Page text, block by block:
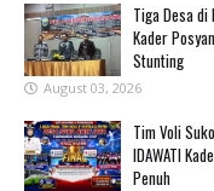
Tiga Desa
Kader
Stunting
August 03, 2026
Tim Voli
IDAWATI
Penuh